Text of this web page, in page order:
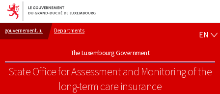
Go to main navigation
Go to content
gouvernement.lu Departments
The Luxembourg Government
State Office for Assessment and Monitoring of the
long-term care insurance
EN